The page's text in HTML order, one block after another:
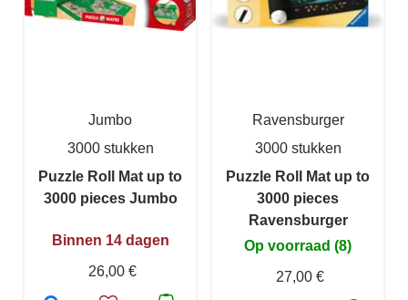
Jumbo
3000 stukken
Puzzle Roll Mat up to
3000 pieces Jumbo
Binnen 14 dagen
26,00 €
Ravensburger
3000 stukken
Puzzle Roll Mat up to
3000 pieces
Ravensburger
Op voorraad (8)
27,00 €